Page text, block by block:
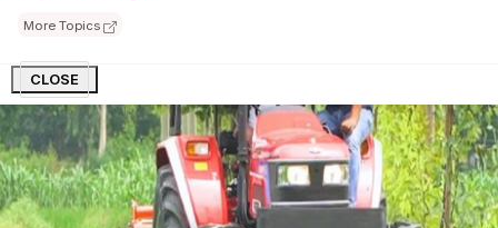
More Topics
CLOSE